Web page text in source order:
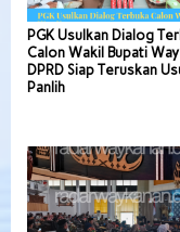
PGK Usulkan Dialog
Calon Wakil Bupati
DPRD Siap Teruskan
Panlih